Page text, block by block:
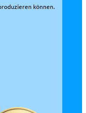
können.